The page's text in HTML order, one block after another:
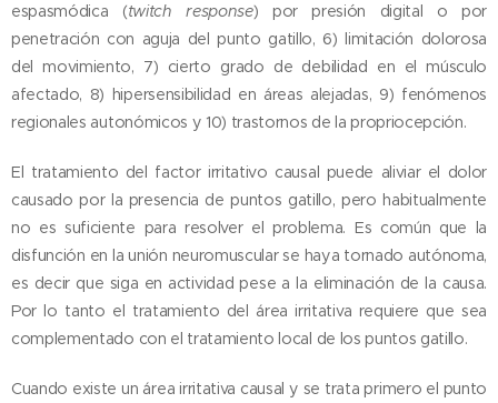
espasmódica (twitch response) por presión digital o por
penetración con aguja del punto gatillo, 6) limitación dolorosa
del movimiento, 7) cierto grado de debilidad en el músculo
afectado, 8) hipersensibilidad en áreas alejadas, 9) fenómenos
regionales autonómicos y 10) trastornos de la propriocepción.
El tratamiento del factor irritativo causal puede aliviar el dolor
causado por la presencia de puntos gatillo, pero habitualmente
no es suficiente para resolver el problema. Es común que la
disfunción en la unión neuromuscular se haya tornado autónoma,
es decir que siga en actividad pese a la eliminación de la causa.
Por lo tanto el tratamiento del área irritativa requiere que sea
complementado con el tratamiento local de los puntos gatillo.
Cuando existe un área irritativa causal y se trata primero el punto